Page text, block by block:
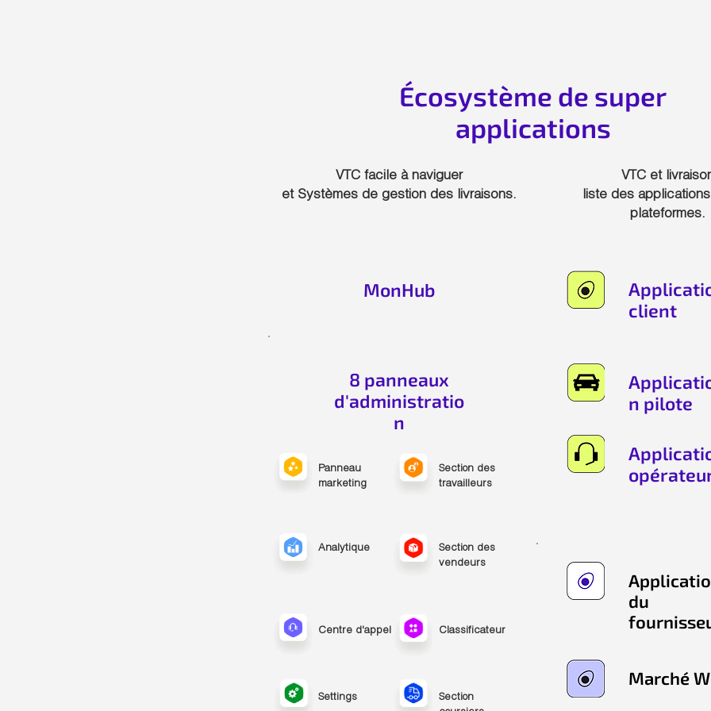
Écosystème de super
applications
VTC facile à naviguer
et Systèmes de gestion des livraisons.
VTC et
liste des
plateformes.
MonHub
8 panneaux
d'administratio
n
Panneau
marketing
Section des
travailleurs
Analytique
Section des
vendeurs
Centre d'appel Classificateur
Settings
Section
client
n pilote
du
Marché